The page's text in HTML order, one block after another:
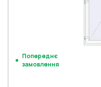
Попереднє
замовлення